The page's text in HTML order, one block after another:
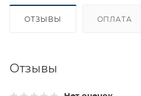
ОТЗЫВЫ ОПЛАТА
Отзывы